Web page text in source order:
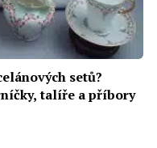
setů?
talíře a příbory